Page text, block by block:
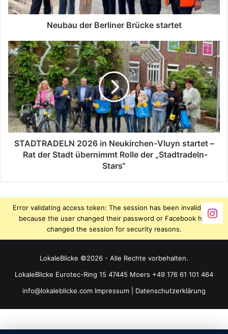
Neubau der Berliner Brücke startet
STADTRADELN 2026 in Neukirchen-Vluyn startet –
Rat der Stadt übernimmt Rolle der „Stadtradeln-
Stars“
Error validating access token: The session has been invalidated
because the user changed their password or Facebook has
changed the session for security reasons.
LokaleBlicke ©2026 - Alle Rechte vorbehalten.
LokaleBlicke Eurotec-Ring 15 47445 Moers +49 176 61 101 464
info@lokaleblicke.com Impressum Datenschutzerklärung